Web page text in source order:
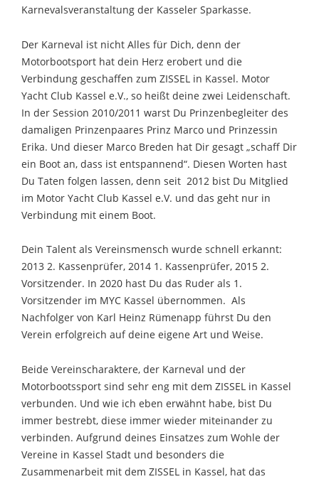
Karnevalsveranstaltung der Kasseler Sparkasse.
Der Karneval ist nicht Alles für Dich, denn der
Motorbootsport hat dein Herz erobert und die
Verbindung geschaffen zum ZISSEL in Kassel. Motor
Yacht Club Kassel e.V., so heißt deine zwei Leidenschaft.
In der Session 2010/2011 warst Du Prinzenbegleiter des
damaligen Prinzenpaares Prinz Marco und Prinzessin
Erika. Und dieser Marco Breden hat Dir gesagt „schaff Dir
ein Boot an, dass ist entspannend“. Diesen Worten hast
Du Taten folgen lassen, denn seit 2012 bist Du Mitglied
im Motor Yacht Club Kassel e.V. und das geht nur in
Verbindung mit einem Boot.
Dein Talent als Vereinsmensch wurde schnell erkannt:
2013 2. Kassenprüfer, 2014 1. Kassenprüfer, 2015 2.
Vorsitzender. In 2020 hast Du das Ruder als 1.
Vorsitzender im MYC Kassel übernommen. Als
Nachfolger von Karl Heinz Rümenapp führst Du den
Verein erfolgreich auf deine eigene Art und Weise.
Beide Vereinscharaktere, der Karneval und der
Motorbootssport sind sehr eng mit dem ZISSEL in Kassel
verbunden. Und wie ich eben erwähnt habe, bist Du
immer bestrebt, diese immer wieder miteinander zu
verbinden. Aufgrund deines Einsatzes zum Wohle der
Vereine in Kassel Stadt und besonders die
Zusammenarbeit mit dem ZISSEL in Kassel, hat das